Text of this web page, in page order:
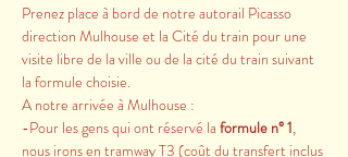
Prenez place à bord de notre autorail Picasso
direction Mulhouse et la Cité du train pour une
visite libre de la ville ou de la cité du train suivant
la formule choisie.
A notre arrivée à Mulhouse :
-Pour les gens qui ont réservé la formule n° 1,
nous irons en tramway T3 (coût du transfert inclus